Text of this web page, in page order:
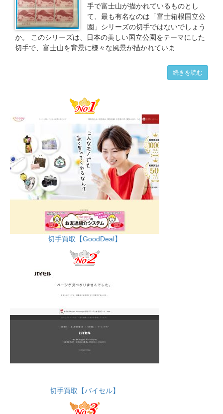
手で富士山が描かれているものとし
て、最も有名なのは「富士箱根国立公
園」シリーズの切手ではないでしょう
か。 このシリーズは、日本の美しい国立公園をテーマにした
切手で、富士山を背景に様々な風景が描かれていま
続きを読む
切手買取【GoodDeal】
切手買取【バイセル】